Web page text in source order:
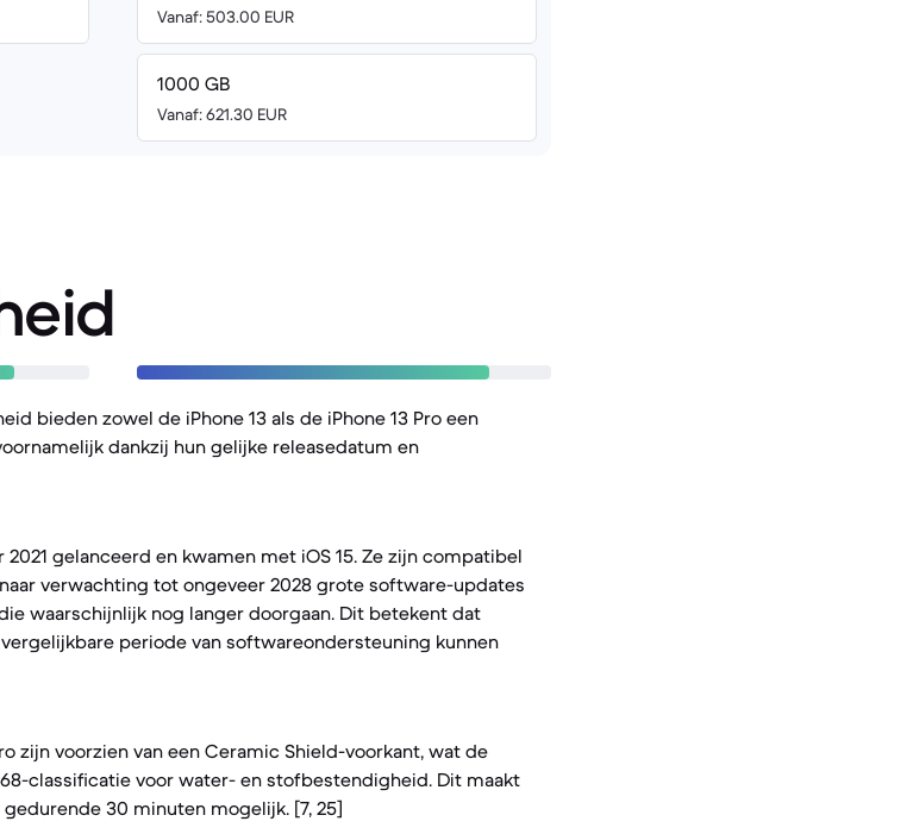
Vanaf: 503.00 EUR
1000 GB
Vanaf: 621.30 EUR
bieden zowel de iPhone 13 als de iPhone 13 Pro een
dankzij hun gelijke releasedatum en
gelanceerd en kwamen met iOS 15. Ze zijn compatibel
verwachting tot ongeveer 2028 grote software-updates
waarschijnlijk nog langer doorgaan. Dit betekent dat
periode van softwareondersteuning kunnen
zijn voorzien van een Ceramic Shield-voorkant, wat de
classificatie voor water- en stofbestendigheid. Dit maakt
30 minuten mogelijk. [7, 25]